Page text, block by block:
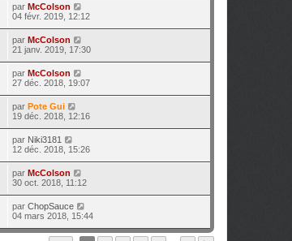
par McColson
04 févr. 2019, 12:12
par McColson
21 janv. 2019, 17:30
par McColson
27 déc. 2018, 19:07
par Pote Gui
19 déc. 2018, 12:16
par Niki3181
12 déc. 2018, 15:26
par McColson
30 oct. 2018, 11:12
par ChopSauce
04 mars 2018, 15:44